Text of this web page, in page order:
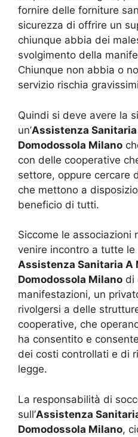
fornire delle forniture
sicurezza di offrire un
chiunque abbia dei
svolgimento della
Chiunque non abbia o
servizio rischia
Quindi si deve avere la
un’Assistenza
Domodossola Milano
con delle cooperative
settore, oppure cercare
che mettono a
beneficio di tutti.
Siccome le associazioni
venire incontro a tutte le
Assistenza Sanitaria A
Domodossola Milano di
manifestazioni, un
rivolgersi a delle
cooperative, che
ha consentito e
dei costi controllati e di
legge.
La responsabilità di
sull’Assistenza
Domodossola Milano,